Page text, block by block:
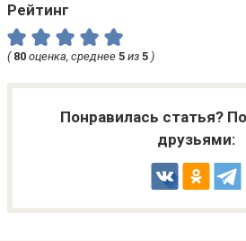
Рейтинг
( 80 оценка, среднее 5 из 5 )
Понравилась статья?
друзьями: